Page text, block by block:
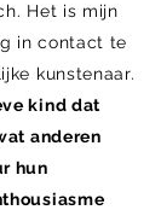
Het is mijn
in contact te
kunstenaar.
kind dat
anderen
hun